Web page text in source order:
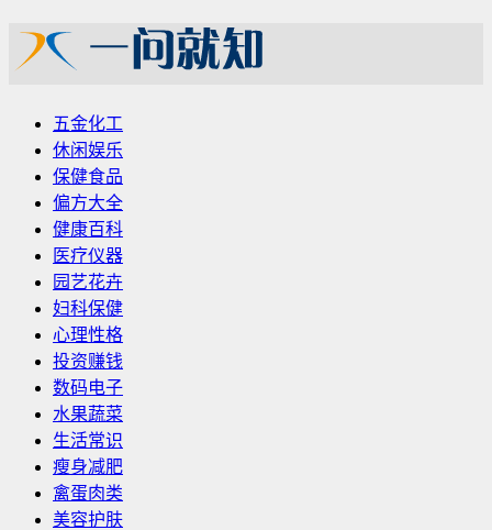
五金化工
休闲娱乐
保健食品
偏方大全
健康百科
医疗仪器
园艺花卉
妇科保健
心理性格
投资赚钱
数码电子
水果蔬菜
生活常识
瘦身减肥
禽蛋肉类
美容护肤